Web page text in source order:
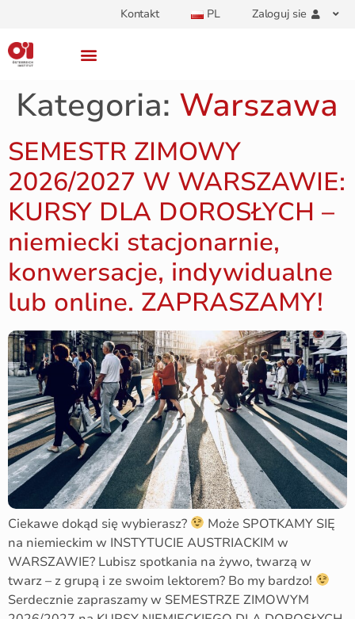
Kontakt PL Zaloguj sie
Kategoria: Warszawa
SEMESTR ZIMOWY
2026/2027 W WARSZAWIE:
KURSY DLA DOROSŁYCH –
niemiecki stacjonarnie,
konwersacje, indywidualne
lub online. ZAPRASZAMY!
Ciekawe dokąd się wybierasz?
Może SPOTKAMY SIĘ
na niemieckim w INSTYTUCIE AUSTRIACKIM w
WARSZAWIE? Lubisz spotkania na żywo, twarzą w
twarz – z grupą i ze swoim lektorem? Bo my bardzo!
Serdecznie zapraszamy w SEMESTRZE ZIMOWYM